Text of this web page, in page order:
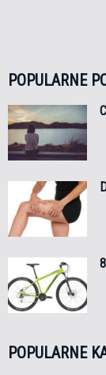
POPULARNE
POPULARNE